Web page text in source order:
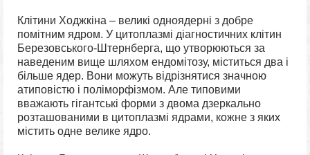
Клітини Ходжкіна – великі одноядерні з добре
помітним ядром. У цитоплазмі діагностичних клітин
Березовського-Штернберга, що утворюються за
наведеним вище шляхом ендомітозу, міститься два і
більше ядер. Вони можуть відрізнятися значною
атиповістю і поліморфізмом. Але типовими
вважають гігантські форми з двома дзеркально
розташованими в цитоплазмі ядрами, кожне з яких
містить одне велике ядро.